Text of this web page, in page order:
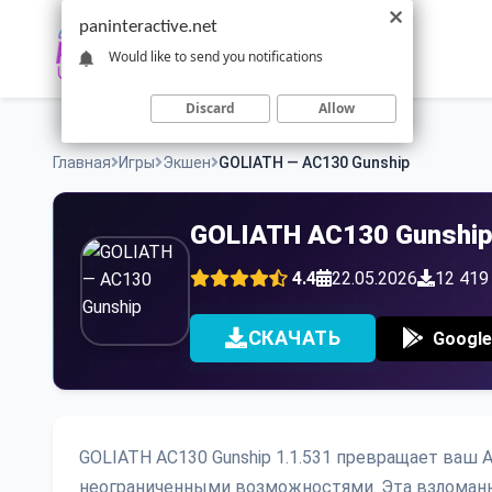
content
Главная Игры Экшен GOLIATH — AC130 Gunship
GOLIATH AC130
4.4 22.05.2026 12 419
СКАЧАТЬ
GOLIATH AC130 Gunship 1.1.531 превращает
неограниченными возможностями. Эта
paninteractive.net
Would like to send you notifications
Discard Allow